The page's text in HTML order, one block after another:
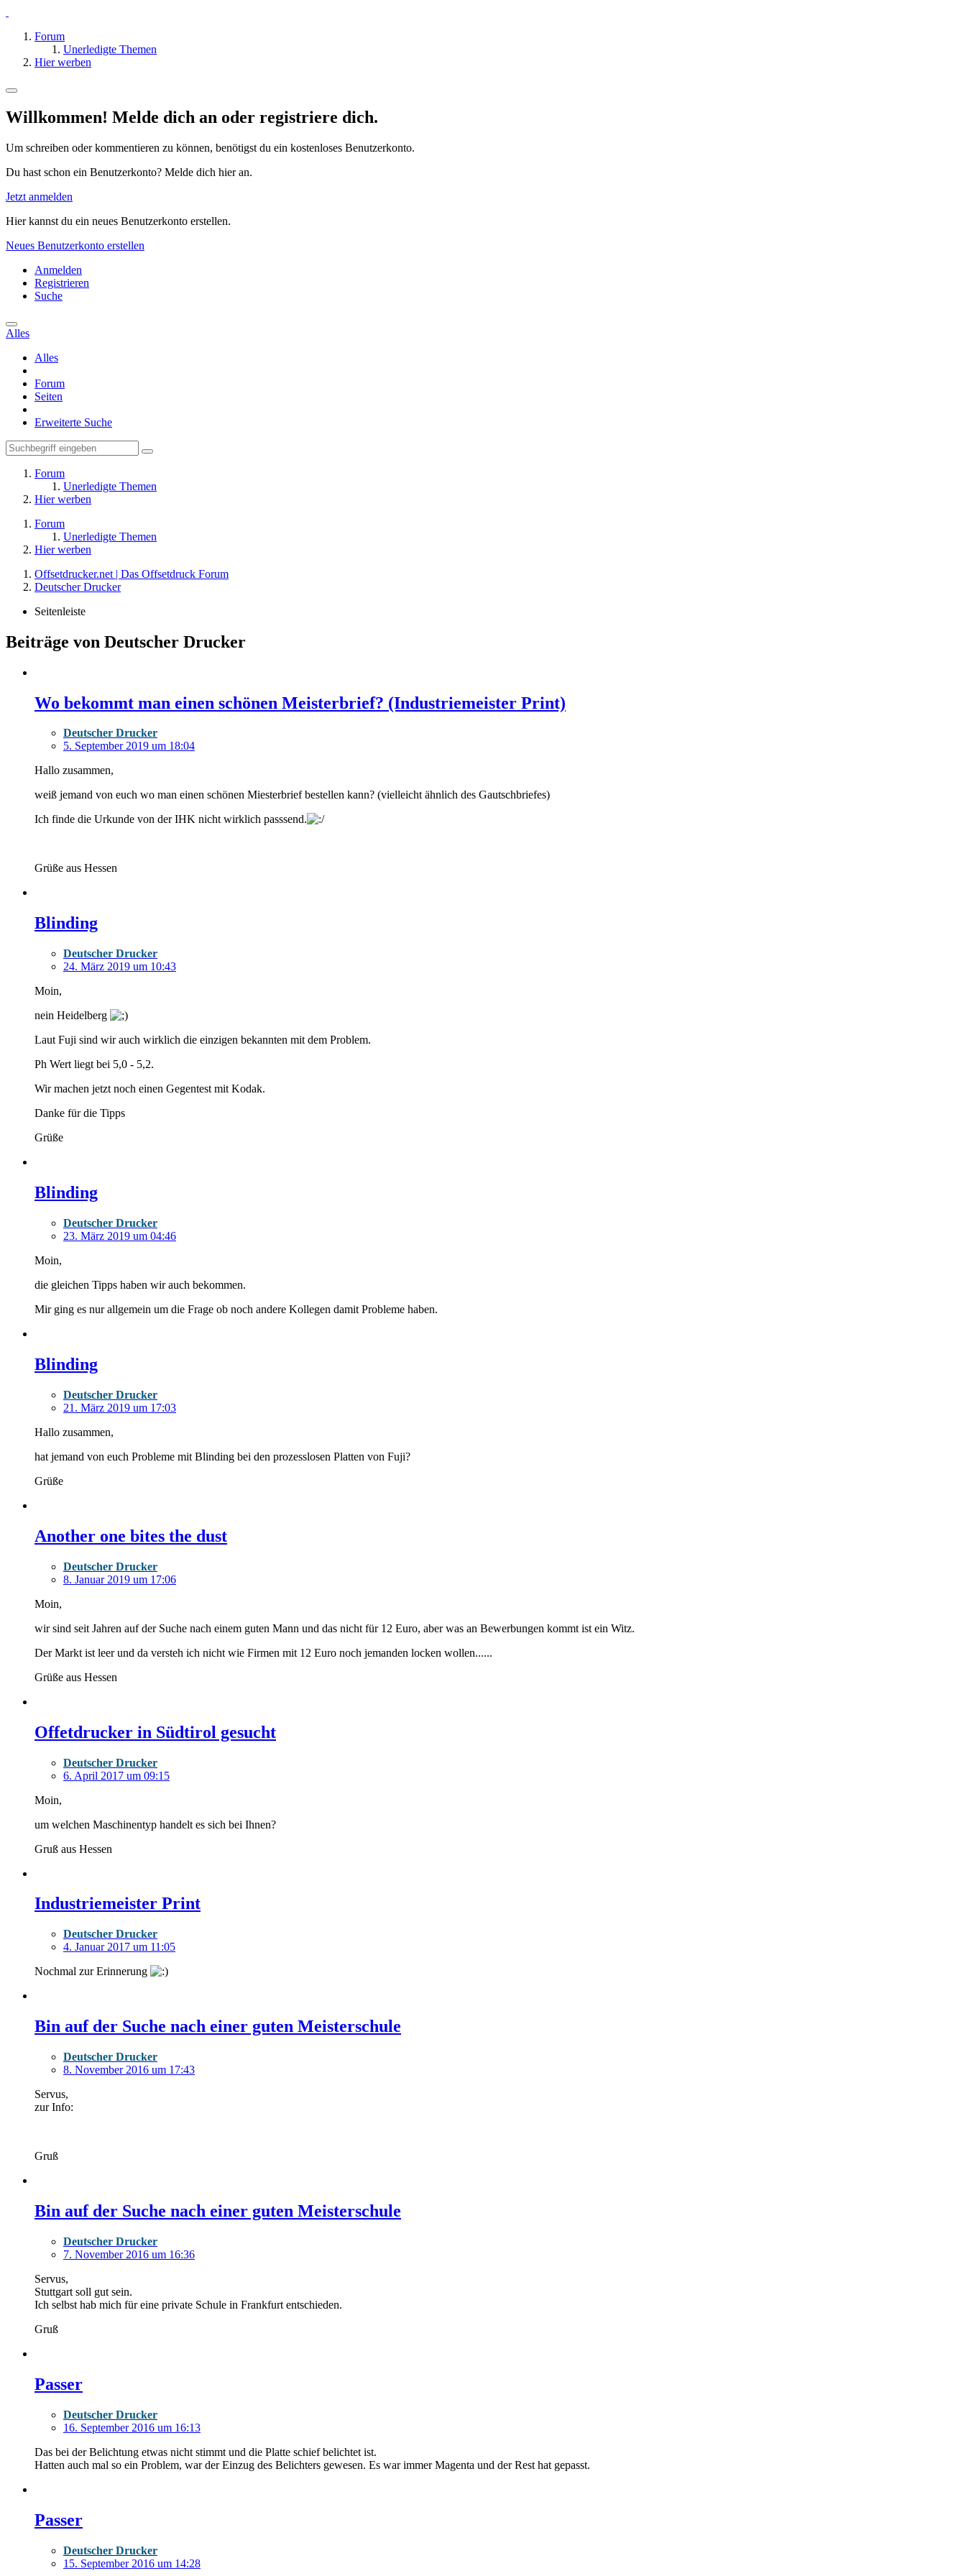
Forum
Unerledigte Themen
Hier werben
Willkommen! Melde dich an oder registriere dich.
Um schreiben oder kommentieren zu können, benötigst du ein kostenloses Benutzerkonto.
Du hast schon ein Benutzerkonto? Melde dich hier an.
Jetzt anmelden
Hier kannst du ein neues Benutzerkonto erstellen.
Neues Benutzerkonto erstellen
Anmelden
Registrieren
Suche
Alles
Alles
Forum
Seiten
Erweiterte Suche
Forum
Unerledigte Themen
Hier werben
Forum
Unerledigte Themen
Hier werben
Offsetdrucker.net | Das Offsetdruck Forum
Deutscher Drucker
Seitenleiste
Beiträge von Deutscher Drucker
Wo bekommt man einen schönen Meisterbrief? (Industriemeister Print)
Deutscher Drucker
5. September 2019 um 18:04
Hallo zusammen,
weiß jemand von euch wo man einen schönen Miesterbrief bestellen kann? (vielleicht ähnlich des Gautschbriefes)
Ich finde die Urkunde von der IHK nicht wirklich passsend.
Grüße aus Hessen
Blinding
Deutscher Drucker
24. März 2019 um 10:43
Moin,
nein Heidelberg
Laut Fuji sind wir auch wirklich die einzigen bekannten mit dem Problem.
Ph Wert liegt bei 5,0 - 5,2.
Wir machen jetzt noch einen Gegentest mit Kodak.
Danke für die Tipps
Grüße
Blinding
Deutscher Drucker
23. März 2019 um 04:46
Moin,
die gleichen Tipps haben wir auch bekommen.
Mir ging es nur allgemein um die Frage ob noch andere Kollegen damit Probleme haben.
Blinding
Deutscher Drucker
21. März 2019 um 17:03
Hallo zusammen,
hat jemand von euch Probleme mit Blinding bei den prozesslosen Platten von Fuji?
Grüße
Another one bites the dust
Deutscher Drucker
8. Januar 2019 um 17:06
Moin,
wir sind seit Jahren auf der Suche nach einem guten Mann und das nicht für 12 Euro, aber was an Bewerbungen kommt ist ein Witz.
Der Markt ist leer und da versteh ich nicht wie Firmen mit 12 Euro noch jemanden locken wollen......
Grüße aus Hessen
Offetdrucker in Südtirol gesucht
Deutscher Drucker
6. April 2017 um 09:15
Moin,
um welchen Maschinentyp handelt es sich bei Ihnen?
Gruß aus Hessen
Industriemeister Print
Deutscher Drucker
4. Januar 2017 um 11:05
Nochmal zur Erinnerung
Bin auf der Suche nach einer guten Meisterschule
Deutscher Drucker
8. November 2016 um 17:43
Servus,
zur Info:
Gruß
Bin auf der Suche nach einer guten Meisterschule
Deutscher Drucker
7. November 2016 um 16:36
Servus,
Stuttgart soll gut sein.
Ich selbst hab mich für eine private Schule in Frankfurt entschieden.
Gruß
Passer
Deutscher Drucker
16. September 2016 um 16:13
Das bei der Belichtung etwas nicht stimmt und die Platte schief belichtet ist.
Hatten auch mal so ein Problem, war der Einzug des Belichters gewesen. Es war immer Magenta und der Rest hat gepasst.
Passer
Deutscher Drucker
15. September 2016 um 14:28